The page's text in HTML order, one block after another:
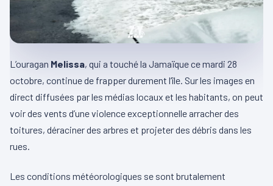
L’ouragan Melissa, qui a touché la Jamaïque ce mardi 28
octobre, continue de frapper durement l’île. Sur les images en
direct diffusées par les médias locaux et les habitants, on peut
voir des vents d’une violence exceptionnelle arracher des
toitures, déraciner des arbres et projeter des débris dans les
rues.
Les conditions météorologiques se sont brutalement